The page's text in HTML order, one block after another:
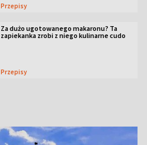
Przepisy
Za dużo ugotowanego makaronu? Ta
zapiekanka zrobi z niego kulinarne cudo
Przepisy